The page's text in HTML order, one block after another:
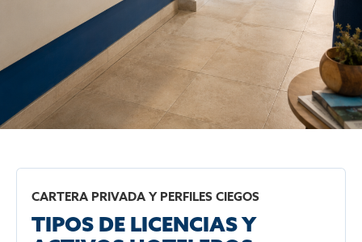
CARTERA PRIVADA Y PERFILES CIEGOS
TIPOS DE LICENCIAS Y